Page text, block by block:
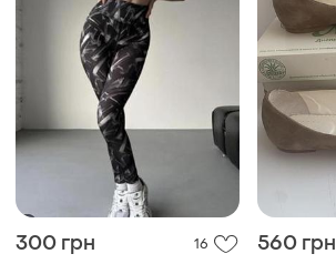
300 грн 16 560 грн